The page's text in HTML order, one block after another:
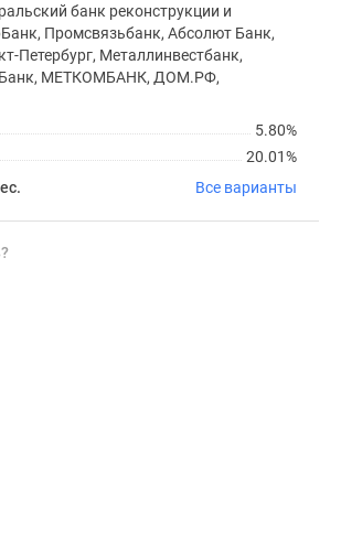
банк реконструкции и
Промсвязьбанк, Абсолют Банк,
Петербург, Металлинвестбанк,
МЕТКОМБАНК, ДОМ.РФ,
5.80%
20.01%
Все варианты